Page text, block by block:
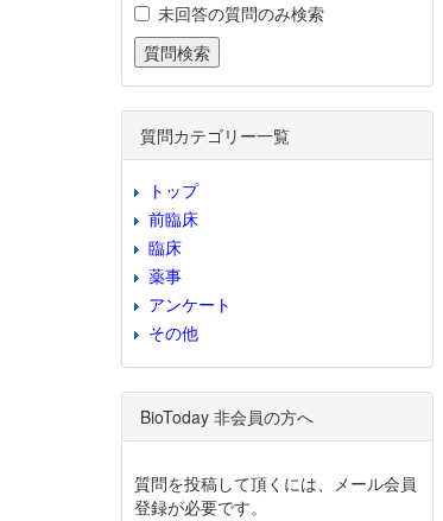
未回答の質問のみ検索
質問カテゴリー一覧
トップ
前臨床
臨床
薬事
アンケート
その他
BioToday 非会員の方へ
質問を投稿して頂くには、メール会員
登録が必要です。